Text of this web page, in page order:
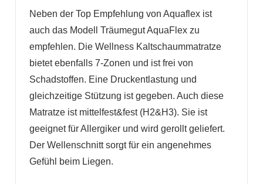
Neben der Top Empfehlung von Aquaflex ist
auch das Modell Träumegut AquaFlex zu
empfehlen. Die Wellness Kaltschaummatratze
bietet ebenfalls 7-Zonen und ist frei von
Schadstoffen. Eine Druckentlastung und
gleichzeitige Stützung ist gegeben. Auch diese
Matratze ist mittelfest&fest (H2&H3). Sie ist
geeignet für Allergiker und wird gerollt geliefert.
Der Wellenschnitt sorgt für ein angenehmes
Gefühl beim Liegen.